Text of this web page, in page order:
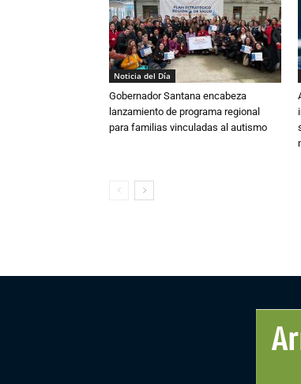
Noticia del Día
Gobernador Santana encabeza
lanzamiento de programa regional
para familias vinculadas al autismo